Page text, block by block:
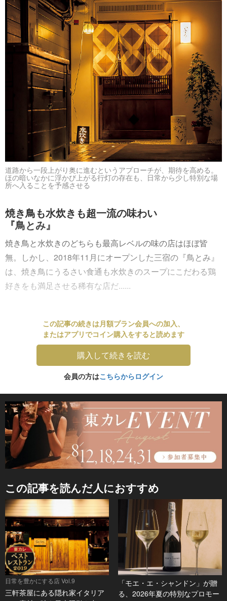
道路から一段上がり奥に進むというアプローチが、期待を高める。
ほの暗いなかに浮かび上がる行灯の存在も、日常から少し特別な場
所へ入ることを予感させる
焼き鳥も水炊きも超一流の味わい
『鳥とみ』
焼き鳥と水炊きのどちらも最高レベルの味の店はほぼ皆
無。しかし、2018年11月にオープンした三宿の『鳥とみ』
は、焼き鳥にうるさい食通も水炊きのスープにこだわる鶏
好きをも満足させる稀有な店だ......
この記事の続きは月額プラン会員への加入、
またはアプリでコイン購入をすると読めます
購入して続きを読む
会員の方はこちらからログイン
この記事を読んだ人におすすめ
日常を豊かにする店 Vol.9
三軒茶屋にある隠れ家イタリア
「モエ・エ・シャンドン」が贈
る、2026年夏の特別なプロモー